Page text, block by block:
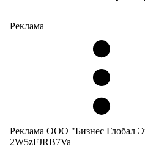
Реклама
Реклама ООО "Бизнес Глобал
2W5zFJRB7Va